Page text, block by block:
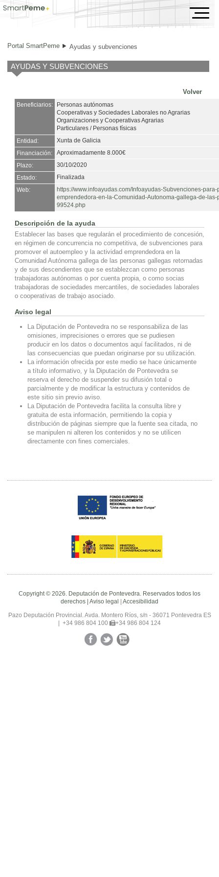
Ayudas y subvenciones
Portal SmartPeme Ayudas y subvenciones
AYUDAS Y SUBVENCIONES
Volver
Beneficiarios:
Personas autónomas
Cooperativas y Sociedades Laborales no Agrarias
Organizaciones y Cooperativas Agrarias
Particulares / Personas físicas
Entidad:
Xunta de Galicia
Financiación:
Aproximadamente 8.000€
Plazo:
30/10/2020
Estado:
Finalizada
Web:
https://www.infoayudas.com/Infoayudas-Subvenciones-
emprendedora-en-la-Comunidad-Autonoma-gallega-de-
99524.php
Descripción de la ayuda
Establecer las bases que regularán el procedimiento de concesión,
en régimen de concurrencia no competitiva, de subvenciones para
promover el autoempleo y la actividad emprendedora en la
Comunidad Autónoma gallega de las personas gallegas retornadas
y de sus descendientes que se establezcan como personas
trabajadoras autónomas o por cuenta propia, o como socias
trabajadoras de sociedades mercantiles, de sociedades laborales
o cooperativas de trabajo asociado.
Aviso legal
La Diputación de Pontevedra no se responsabiliza de las
omisiones, imprecisiones o errores que se pudiesen
producir en los datos o documentos aquí facilitados, ni de
las consecuencias que puedan originarse por su utilización.
La información ofrecida por este medio se hace únicamente
a título informativo, y la Diputación de Pontevedra se
reserva el derecho de suspender su difusión total o
parcialmente y de modificar la estructura y contenidos de
este sitio sin previo aviso.
La Diputación de Pontevedra facilita la consulta libre y
gratuita de esta información, permitiendo la copia y
distribución de páginas siempre que la fuente sea citada, no
se manipulen ni alteren los contenidos y no se utilicen
directamente con fines comerciales.
Copyright © 2026. Deputación de Pontevedra. Reservados todos los
derechos | Aviso legal | Accesibilidad
Pazo Deputación Provincial. Avda. Montero Ríos, s/n - 36071 Pontevedra ES
| +34 986 804 100
+34 986 804 124
FacebookTwitterYouTube